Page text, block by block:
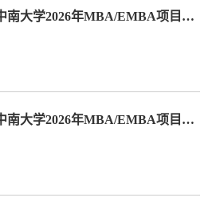
【武汉站】中南大学2026年MBA/EMBA项目招生政策说明会
【株洲站】中南大学2026年MBA/EMBA项目招生政策说明会